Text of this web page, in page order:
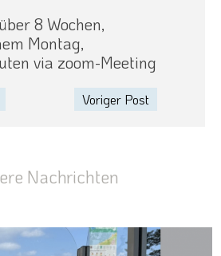
8 Wochen,
Montag,
via zoom-Meeting
Voriger Post
Nachrichten